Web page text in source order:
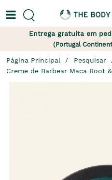
Entrega gratuita em
(Portugal
Página Principal
Pesquisar
Creme de Barbear Maca Root